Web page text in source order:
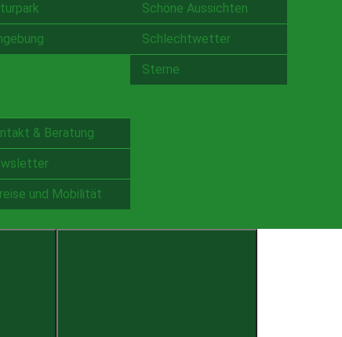
Schöne Aussichten
Schlechtwetter
Sterne
& Beratung
und Mobilität